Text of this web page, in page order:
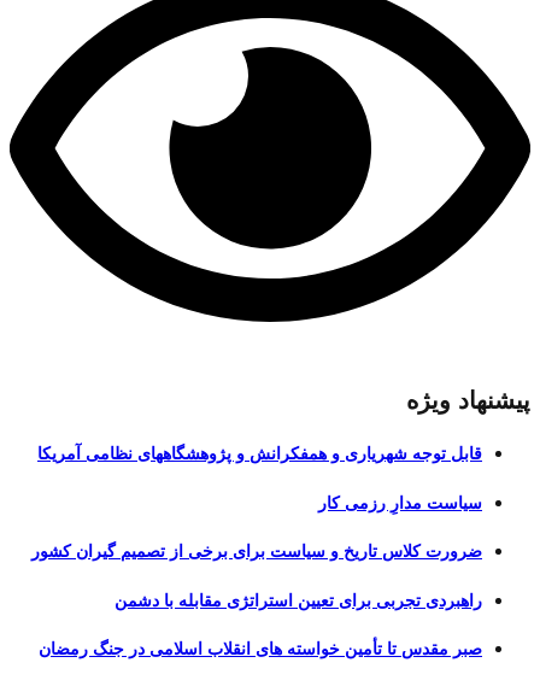
پیشنهاد ویژه
قابل توجه شهریاری و همفکرانش و پژوهشگاههای نظامی آمریکا
سیاست مدارِ رزمی کار
ضرورت کلاس تاریخ و سیاست برای برخی از تصمیم گیران کشور
راهبردی تجربی برای تعیین استراتژی مقابله با دشمن
صبر مقدس تا تأمین خواسته های انقلاب اسلامی در جنگ رمضان